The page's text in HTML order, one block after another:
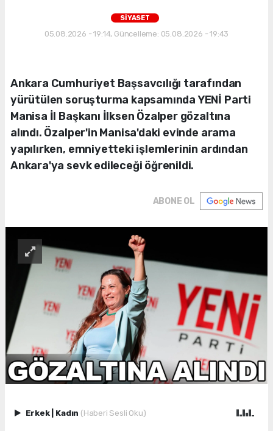
SİYASET
05.08.2026 - 19:14, Güncelleme: 05.08.2026 - 19:43
Ankara Cumhuriyet Başsavcılığı tarafından
yürütülen soruşturma kapsamında YENİ Parti
Manisa İl Başkanı İlksen Özalper gözaltına
alındı. Özalper'in Manisa'daki evinde arama
yapılırken, emniyetteki işlemlerinin ardından
Ankara'ya sevk edileceği öğrenildi.
ABONE OL
Erkek Kadın (Haberi Sesli Oku)